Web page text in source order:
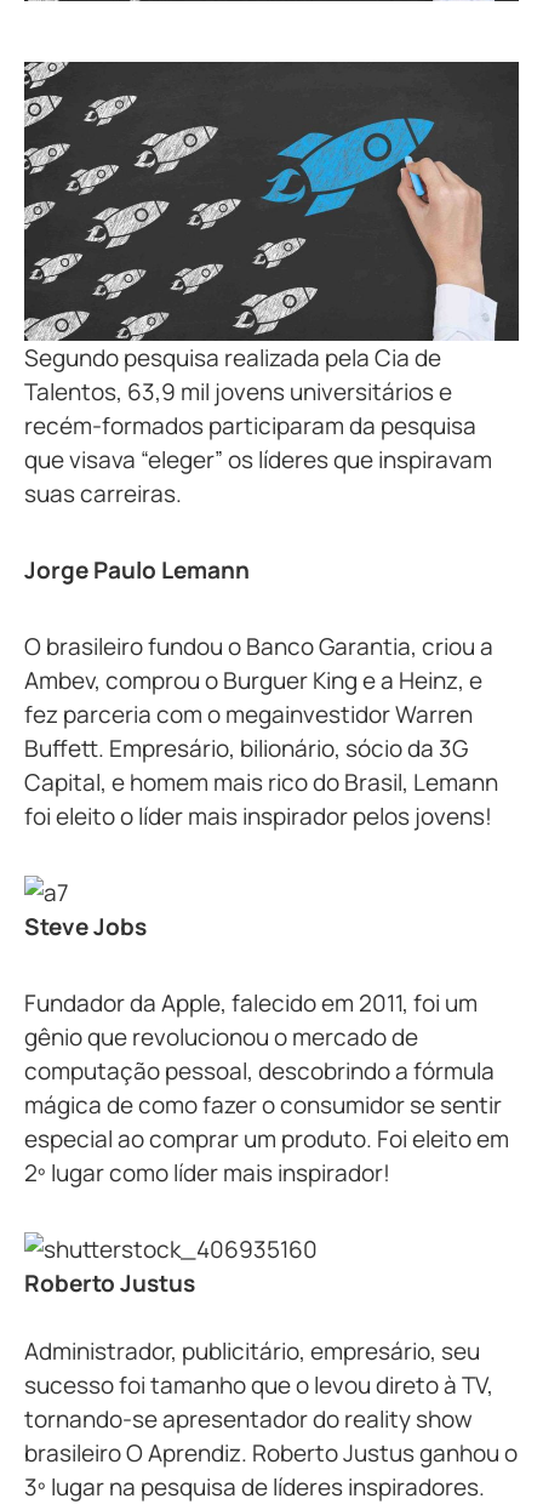
Segundo pesquisa realizada pela Cia de
Talentos, 63,9 mil jovens universitários e
recém-formados participaram da pesquisa
que visava “eleger” os líderes que inspiravam
suas carreiras.
Jorge Paulo Lemann
O brasileiro fundou o Banco Garantia, criou a
Ambev, comprou o Burguer King e a Heinz, e
fez parceria com o megainvestidor Warren
Buffett. Empresário, bilionário, sócio da 3G
Capital, e homem mais rico do Brasil, Lemann
foi eleito o líder mais inspirador pelos jovens!
Steve Jobs
Fundador da Apple, falecido em 2011, foi um
gênio que revolucionou o mercado de
computação pessoal, descobrindo a fórmula
mágica de como fazer o consumidor se sentir
especial ao comprar um produto. Foi eleito em
2º lugar como líder mais inspirador!
Roberto Justus
Administrador, publicitário, empresário, seu
sucesso foi tamanho que o levou direto à TV,
tornando-se apresentador do reality show
brasileiro O Aprendiz. Roberto Justus ganhou o
3º lugar na pesquisa de líderes inspiradores.